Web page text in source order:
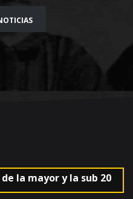
mayor y la sub 20